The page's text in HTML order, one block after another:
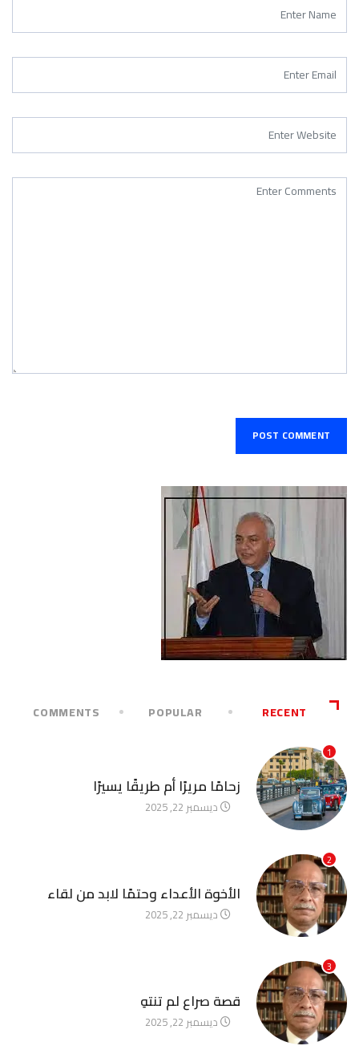
RECENT
POPULAR
COMMENTS
1
زحامًا مريرًا أم طريقًا يسيرًا
ديسمبر 22, 2025
2
الأخوة الأعداء وحتمًا لابد من لقاء
ديسمبر 22, 2025
3
قصة صراع لم تنتهِ
ديسمبر 22, 2025